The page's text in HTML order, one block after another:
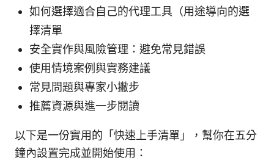
如何選擇適合自己的代理工具（用途導向的選
擇清單
安全實作與風險管理：避免常見錯誤
使用情境案例與實務建議
常見問題與專家小撇步
推薦資源與進一步閱讀
以下是一份實用的「快速上手清單」，幫你在五分
鐘內設置完成並開始使用：